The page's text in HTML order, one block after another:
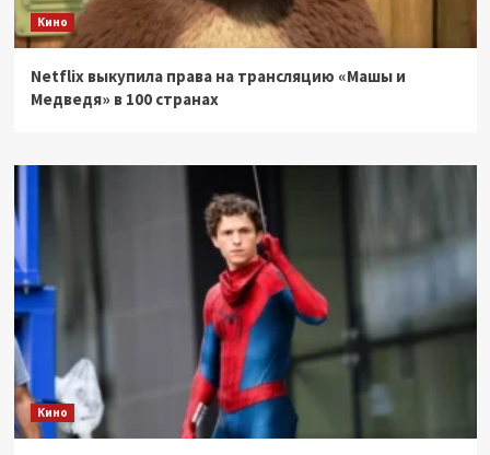
Кино
Netflix выкупила права на трансляцию «Машы и
Медведя» в 100 странах
Кино